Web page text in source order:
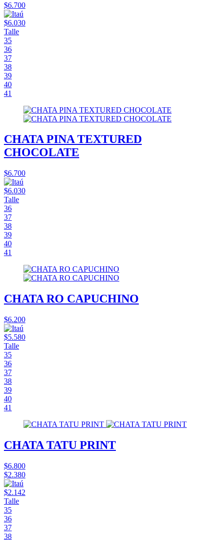
$6.700
$6.030
Talle
35
36
37
38
39
40
41
CHATA PINA TEXTURED
CHOCOLATE
$6.700
$6.030
Talle
36
37
38
39
40
41
CHATA RO CAPUCHINO
$6.200
$5.580
Talle
35
36
37
38
39
40
41
CHATA TATU PRINT
$6.800
$2.380
$2.142
Talle
35
36
37
38